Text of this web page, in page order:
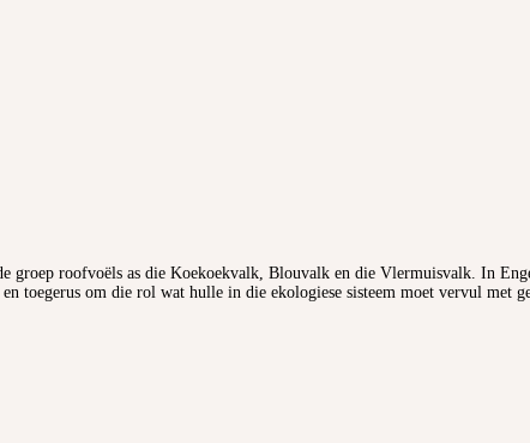
groep roofvoëls as die Koekoekvalk, Blouvalk en die Vlermuisvalk. In
toegerus om die rol wat hulle in die ekologiese sisteem moet vervul met